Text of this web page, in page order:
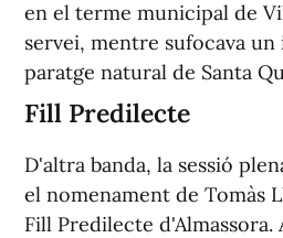
en el terme municipal de
servei, mentre sufocava
paratge natural de Santa
Fill Predilecte
D'altra banda, la sessió
el nomenament de Tomàs
Fill Predilecte d'Almassora.